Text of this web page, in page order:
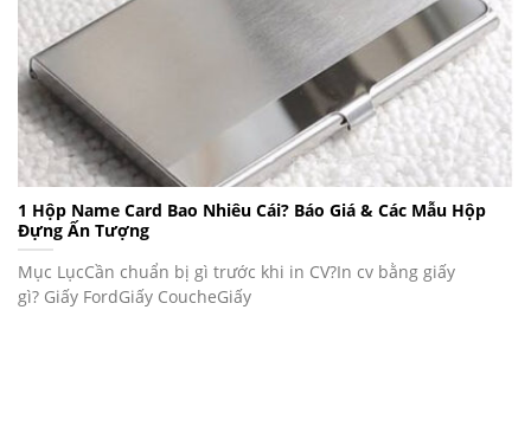
1 Hộp Name Card Bao Nhiêu Cái? Báo Giá & Các Mẫu Hộp
Đựng Ấn Tượng
Mục LụcCần chuẩn bị gì trước khi in CV?In cv bằng giấy
gì? Giấy FordGiấy CoucheGiấy